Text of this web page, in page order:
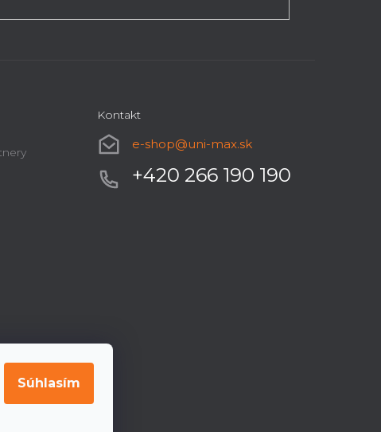
Súhlasím
Kontakt
e-shop@uni-max.sk
+420 266 190 190